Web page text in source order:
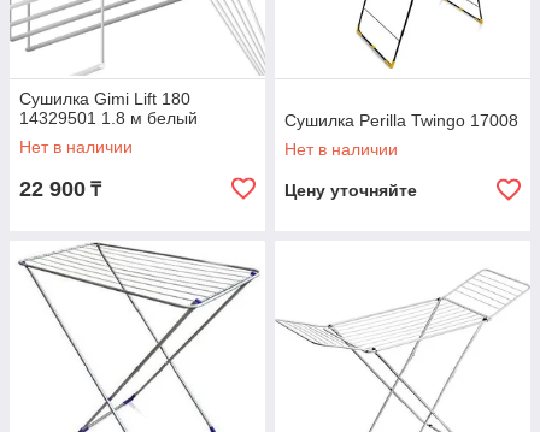
Сушилка Gimi Lift 180
14329501 1.8 м белый
Нет в наличии
22 900 ₸
Сушилка Perilla Twingo 17008
Нет в наличии
Цену уточняйте